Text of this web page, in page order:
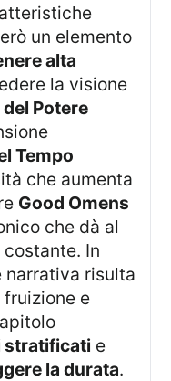
un elemento
alta
la visione
Potere
Tempo
che aumenta
Good Omens
che dà al
In
narrativa risulta
e
stratificati e
la durata.